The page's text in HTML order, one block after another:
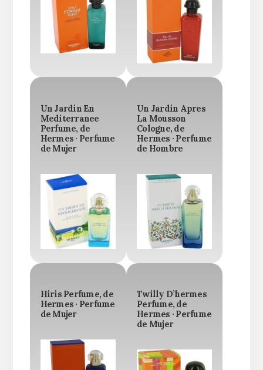
Un Jardin En
Mediterranee
Perfume, de
Hermes · Perfume
de Mujer
Un Jardin Apres
La Mousson
Cologne, de
Hermes · Perfume
de Hombre
Hiris Perfume, de
Hermes · Perfume
de Mujer
Twilly D’hermes
Perfume, de
Hermes · Perfume
de Mujer